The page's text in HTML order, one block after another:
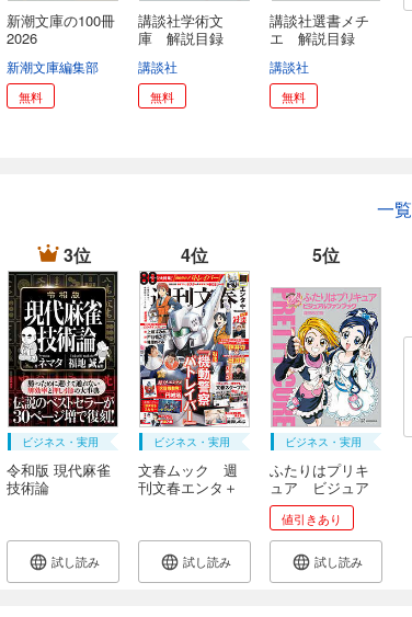
新潮文庫の100冊
2026
新潮文庫編集部
無料
講談社学術文
庫 解説目録
講談社
無料
講談社選書メチ
エ 解説目録
講談社
無料
一覧
3位
ビジネス・実用
令和版 現代麻雀
技術論
試し読み
4位
ビジネス・実用
文春ムック 週
刊文春エンタ＋
試し読み
5位
ビジネス・実用
ふたりはプリキ
ュア ビジュア
ル...
値引きあり
試し読み